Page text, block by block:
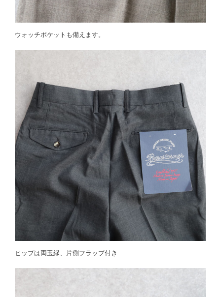
ウォッチポケットも備えます。
ヒップは両玉縁、片側フラップ付き